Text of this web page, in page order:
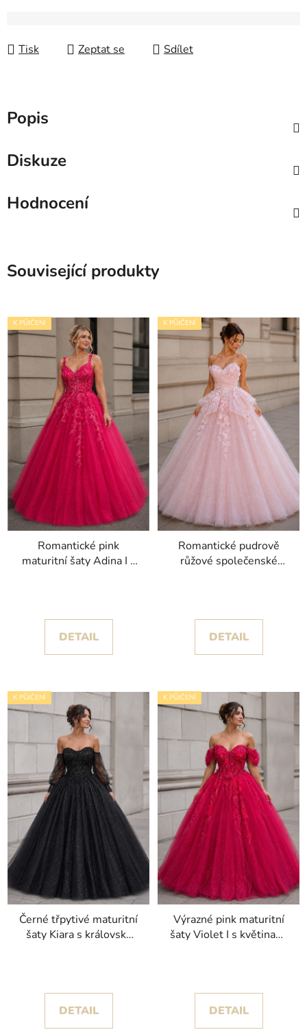
Tisk Zeptat se Sdílet
Popis
Diskuze
Hodnocení
Související produkty
K PŮJČENÍ
Romantické pink
maturitní šaty Adina I s
DETAIL
K PŮJČENÍ
Romantické pudrově
růžové společenské
DETAIL
K PŮJČENÍ
Černé třpytivé maturitní
šaty Kiara s královsky
DETAIL
K PŮJČENÍ
Výrazné pink maturitní
šaty Violet I s květinami
DETAIL